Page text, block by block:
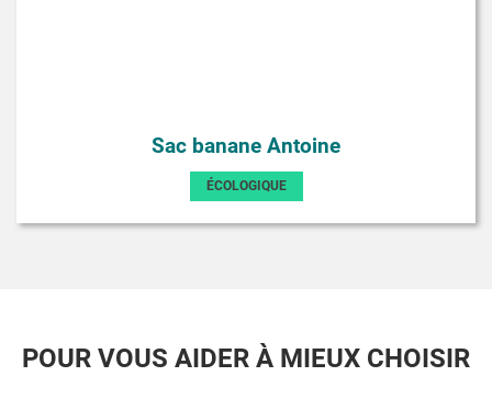
Sac banane Antoine
ÉCOLOGIQUE
POUR VOUS AIDER À MIEUX CHOISIR